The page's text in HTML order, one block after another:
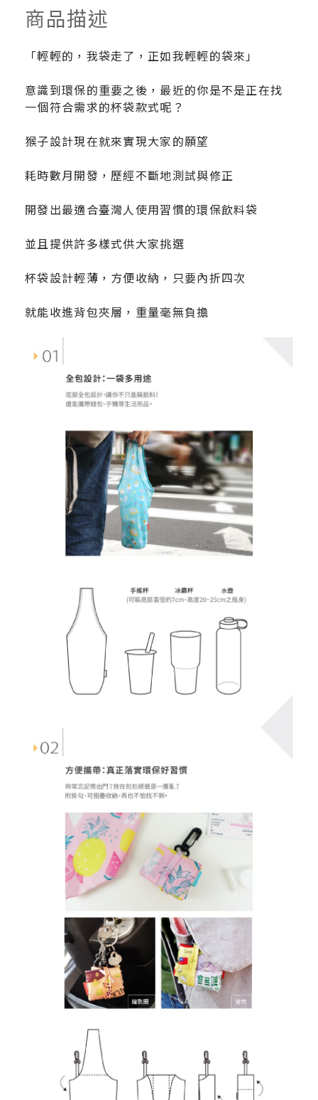
商品描述
「輕輕的，我袋走了，正如我輕輕的袋來」
意識到環保的重要之後，最近的你是不是正在找
一個符合需求的杯袋款式呢？
猴子設計現在就來實現大家的願望
耗時數月開發，歷經不斷地測試與修正
開發出最適合臺灣人使用習慣的環保飲料袋
並且提供許多樣式供大家挑選
杯袋設計輕薄，方便收納，只要內折四次
就能收進背包夾層，重量毫無負擔